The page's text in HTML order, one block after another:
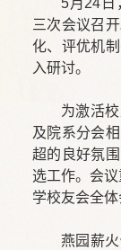
三次会议召
化、评优机
入研讨。
为激活
及院系分会
超的良好氛
选工作。会
学校友会全体
燕园薪